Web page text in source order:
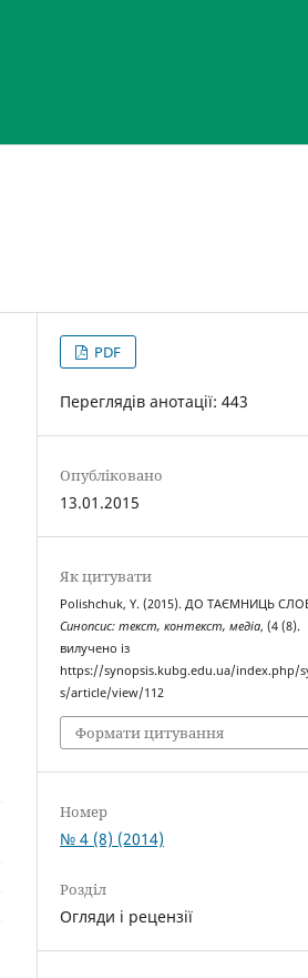
PDF
Переглядів анотації: 443
Опубліковано
13.01.2015
Як цитувати
Polishchuk, Y. (2015). ДО ТАЄМНИЦЬ
Синопсис: текст, контекст, медіа, (4 (8).
вилучено із
https://synopsis.kubg.edu.ua/index.php/
s/article/view/112
Формати цитування
Номер
№ 4 (8) (2014)
Розділ
Огляди і рецензії